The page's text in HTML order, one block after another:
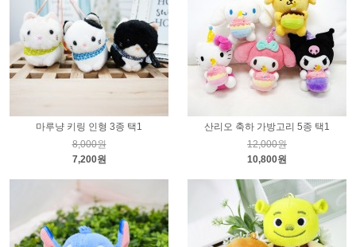
마루냥 키링 인형 3종 택1
8,000원
7,200원
산리오 축하 가방고리 5종 택1
12,000원
10,800원